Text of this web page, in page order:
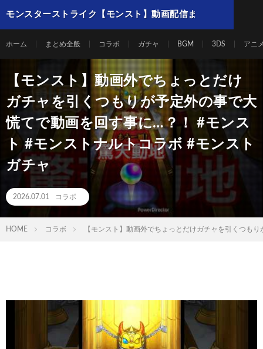
モンスターストライク【モンスト】動画配信ま
ホーム まとめ全般 コラボ ガチャ BGM 3DS アニ
【モンスト】動画外でちょっとだけ
ガチャを引くつもりが予定外の事で大
慌てで動画を回す事に…？！ #モンス
ト #モンストナルトコラボ #モンスト
ガチャ
2026.07.01 コラボ
HOME コラボ 【モンスト】動画外でちょっとだけガチャを引くつも